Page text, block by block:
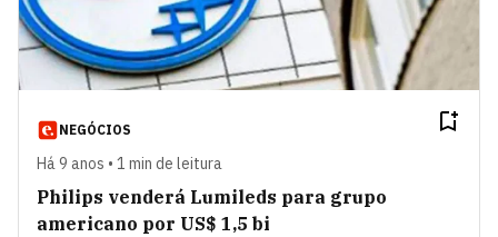
NEGÓCIOS
Há 9 anos • 1 min de leitura
Philips venderá Lumileds para grupo
americano por US$ 1,5 bi